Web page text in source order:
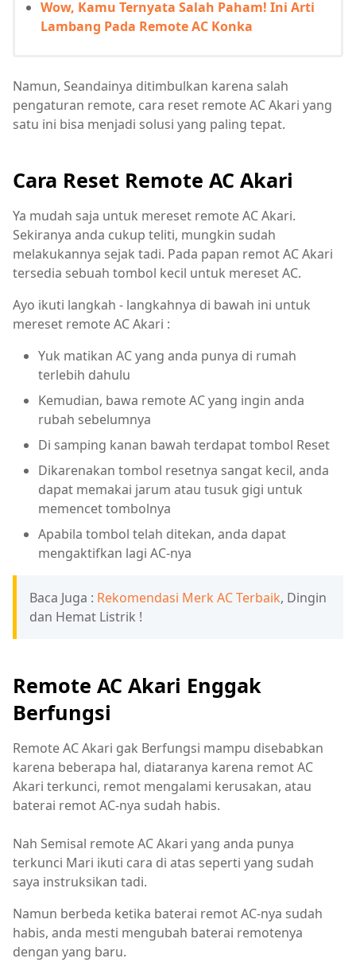
Wow, Kamu Ternyata Salah Paham! Ini Arti
Lambang Pada Remote AC Konka
Namun, Seandainya ditimbulkan karena salah
pengaturan remote, cara reset remote AC Akari yang
satu ini bisa menjadi solusi yang paling tepat.
Cara Reset Remote AC Akari
Ya mudah saja untuk mereset remote AC Akari.
Sekiranya anda cukup teliti, mungkin sudah
melakukannya sejak tadi. Pada papan remot AC Akari
tersedia sebuah tombol kecil untuk mereset AC.
Ayo ikuti langkah - langkahnya di bawah ini untuk
mereset remote AC Akari :
Yuk matikan AC yang anda punya di rumah
terlebih dahulu
Kemudian, bawa remote AC yang ingin anda
rubah sebelumnya
Di samping kanan bawah terdapat tombol Reset
Dikarenakan tombol resetnya sangat kecil, anda
dapat memakai jarum atau tusuk gigi untuk
memencet tombolnya
Apabila tombol telah ditekan, anda dapat
mengaktifkan lagi AC-nya
Baca Juga : Rekomendasi Merk AC Terbaik, Dingin
dan Hemat Listrik !
Remote AC Akari Enggak
Berfungsi
Remote AC Akari gak Berfungsi mampu disebabkan
karena beberapa hal, diataranya karena remot AC
Akari terkunci, remot mengalami kerusakan, atau
baterai remot AC-nya sudah habis.
Nah Semisal remote AC Akari yang anda punya
terkunci Mari ikuti cara di atas seperti yang sudah
saya instruksikan tadi.
Namun berbeda ketika baterai remot AC-nya sudah
habis, anda mesti mengubah baterai remotenya
dengan yang baru.